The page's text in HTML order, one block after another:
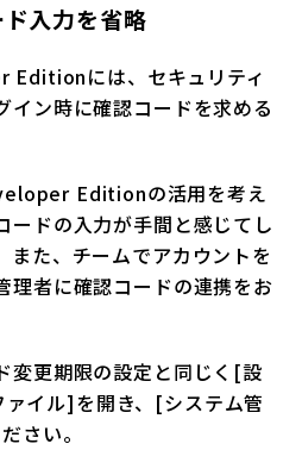
入力を省略
には、セキュリティ
イン時に確認コードを求める
Editionの活用を考え
ードの入力が手間と感じてし
また、チームでアカウントを
理者に確認コードの連携をお
変更期限の設定と同じく[設
イル]を開き、[システム管
さい。